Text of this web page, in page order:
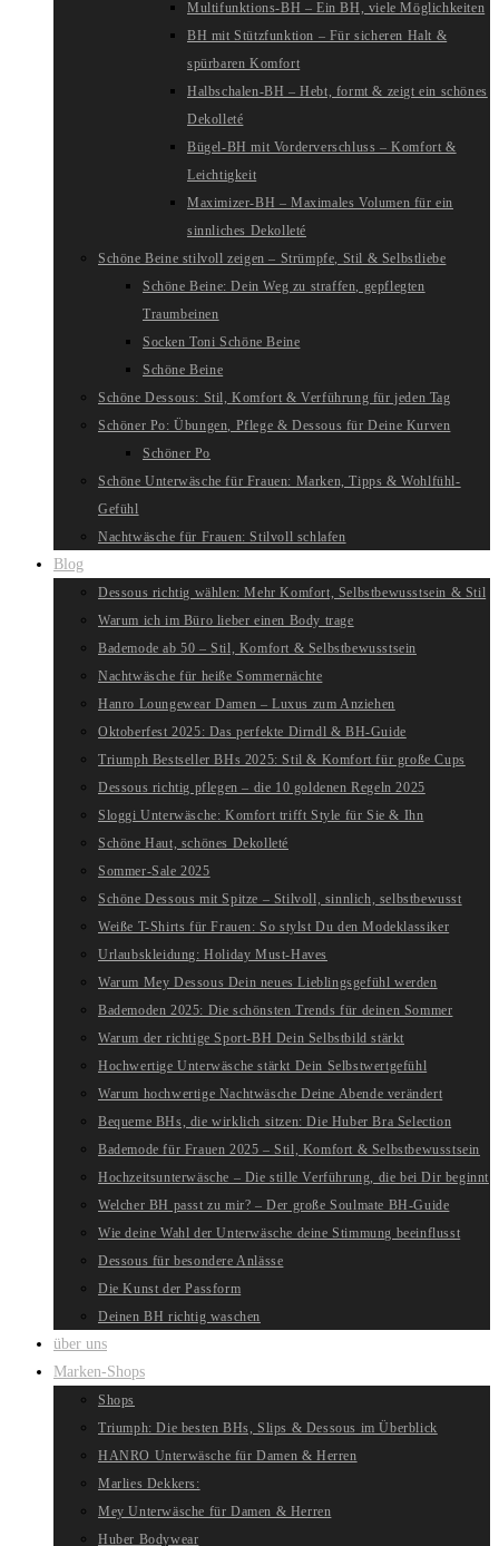
Multifunktions-BH – Ein BH, viele Möglichkeiten
BH mit Stützfunktion – Für sicheren Halt &
spürbaren Komfort
Halbschalen-BH – Hebt, formt & zeigt ein schönes
Dekolleté
Bügel-BH mit Vorderverschluss – Komfort &
Leichtigkeit
Maximizer-BH – Maximales Volumen für ein
sinnliches Dekolleté
Schöne Beine stilvoll zeigen – Strümpfe, Stil & Selbstliebe
Schöne Beine: Dein Weg zu straffen, gepflegten
Traumbeinen
Socken Toni Schöne Beine
Schöne Beine
Schöne Dessous: Stil, Komfort & Verführung für jeden Tag
Schöner Po: Übungen, Pflege & Dessous für Deine Kurven
Schöner Po
Schöne Unterwäsche für Frauen: Marken, Tipps & Wohlfühl-
Gefühl
Nachtwäsche für Frauen: Stilvoll schlafen
Blog
Dessous richtig wählen: Mehr Komfort, Selbstbewusstsein & Stil
Warum ich im Büro lieber einen Body trage
Bademode ab 50 – Stil, Komfort & Selbstbewusstsein
Nachtwäsche für heiße Sommernächte
Hanro Loungewear Damen – Luxus zum Anziehen
Oktoberfest 2025: Das perfekte Dirndl & BH-Guide
Triumph Bestseller BHs 2025: Stil & Komfort für große Cups
Dessous richtig pflegen – die 10 goldenen Regeln 2025
Sloggi Unterwäsche: Komfort trifft Style für Sie & Ihn
Schöne Haut, schönes Dekolleté
Sommer-Sale 2025
Schöne Dessous mit Spitze – Stilvoll, sinnlich, selbstbewusst
Weiße T-Shirts für Frauen: So stylst Du den Modeklassiker
Urlaubskleidung: Holiday Must-Haves
Warum Mey Dessous Dein neues Lieblingsgefühl werden
Bademoden 2025: Die schönsten Trends für deinen Sommer
Warum der richtige Sport-BH Dein Selbstbild stärkt
Hochwertige Unterwäsche stärkt Dein Selbstwertgefühl
Warum hochwertige Nachtwäsche Deine Abende verändert
Bequeme BHs, die wirklich sitzen: Die Huber Bra Selection
Bademode für Frauen 2025 – Stil, Komfort & Selbstbewusstsein
Hochzeitsunterwäsche – Die stille Verführung, die bei Dir beginnt
Welcher BH passt zu mir? – Der große Soulmate BH-Guide
Wie deine Wahl der Unterwäsche deine Stimmung beeinflusst
Dessous für besondere Anlässe
Die Kunst der Passform
Deinen BH richtig waschen
über uns
Marken-Shops
Shops
Triumph: Die besten BHs, Slips & Dessous im Überblick
HANRO Unterwäsche für Damen & Herren
Marlies Dekkers:
Mey Unterwäsche für Damen & Herren
Huber Bodywear